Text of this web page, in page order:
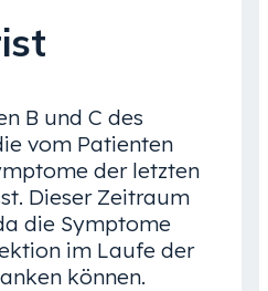
B und C des
vom Patienten
der letzten
Dieser Zeitraum
die Symptome
im Laufe der
können.